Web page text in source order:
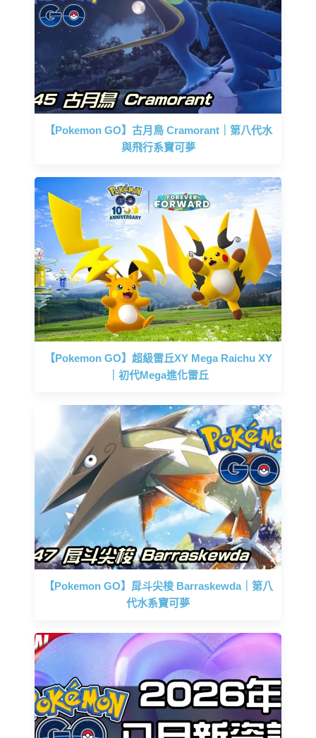
【Pokemon GO】古月鳥 Cramorant｜第八代水
與飛行系寶可夢
【Pokemon GO】超級雷丘XY Mega Raichu XY
｜初代Mega進化雷丘
【Pokemon GO】戽斗尖梭 Barraskewda｜第八
代水系寶可夢